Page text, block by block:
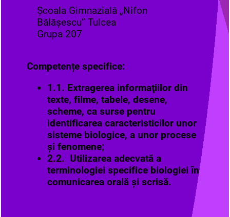
Școala Gimnazială „Nifon
Bălășescu” Tulcea
Grupa 207
Competențe specifice:
1.1. Extragerea informaţiilor din
texte, filme, tabele, desene,
scheme, ca surse pentru
identificarea caracteristicilor unor
sisteme biologice, a unor procese
şi fenomene;
2.2. Utilizarea adecvată a
terminologiei specifice biologiei în
comunicarea orală şi scrisă.